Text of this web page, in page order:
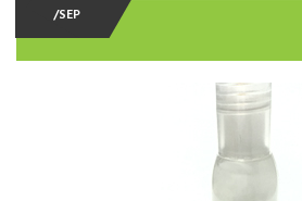
MENU
PRODUIT SANITAIRE.COM
/SEP